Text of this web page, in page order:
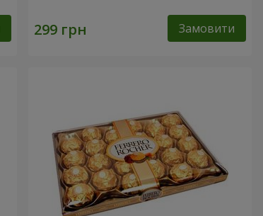
Замовити